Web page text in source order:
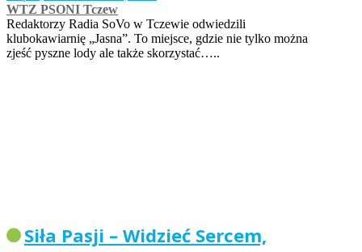
WTZ PSONI Tczew
Redaktorzy Radia SoVo w Tczewie odwiedzili
klubokawiarnię „Jasna”. To miejsce, gdzie nie tylko można
zjeść pyszne lody ale także skorzystać…..
Siła Pasji – Widzieć Sercem,